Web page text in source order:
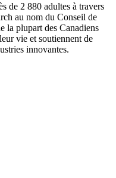
de 2 880 adultes à travers
au nom du Conseil de
la plupart des Canadiens
vie et soutiennent de
innovantes.